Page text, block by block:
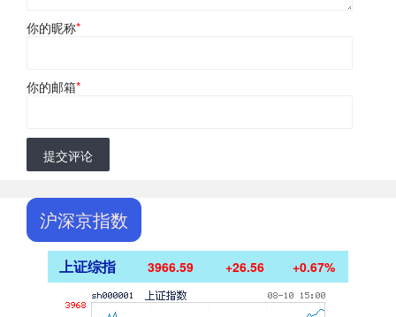
你的昵称*
你的邮箱*
提交评论
沪深京指数
上证综指 3966.59 +26.56 +0.67%